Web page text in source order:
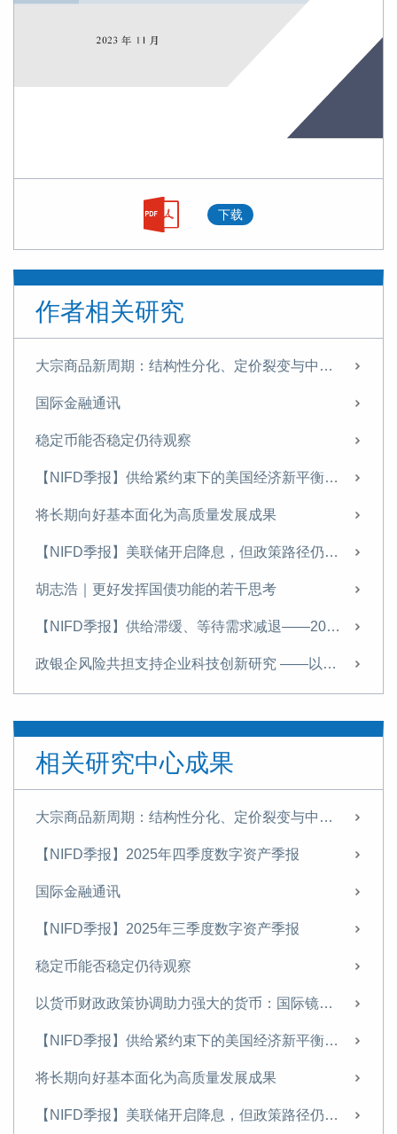
下载
作者相关研究
大宗商品新周期：结构性分化、定价裂变与中国战略应对
国际金融通讯
稳定币能否稳定仍待观察
【NIFD季报】供给紧约束下的美国经济新平衡——2024年度全球金融市场
将长期向好基本面化为高质量发展成果
【NIFD季报】美联储开启降息，但政策路径仍不明朗——2024Q3全球金融市场
胡志浩｜更好发挥国债功能的若干思考
【NIFD季报】供给滞缓、等待需求减退——2024Q1全球金融市场
政银企风险共担支持企业科技创新研究 ——以江苏省昆山市综合风险池为例
【NIFD季报】政策转向的前夜——2023年度全球金融市场
地方AMC行业数字化转型问题研究
【NIFD季报】2023Q1全球金融市场
【NIFD季报】2022年度全球金融市场
流动性结构转变下的美元困境
数字时代的货币竞争及对中国的建议
【NIFD季报】2022Q3全球金融市场
相关研究中心成果
大宗商品新周期：结构性分化、定价裂变与中国战略应对
【NIFD季报】2025年四季度数字资产季报
国际金融通讯
【NIFD季报】2025年三季度数字资产季报
稳定币能否稳定仍待观察
以货币财政政策协调助力强大的货币：国际镜鉴与启示
【NIFD季报】供给紧约束下的美国经济新平衡——2024年度全球金融市场
将长期向好基本面化为高质量发展成果
【NIFD季报】美联储开启降息，但政策路径仍不明朗——2024Q3全球金融市场